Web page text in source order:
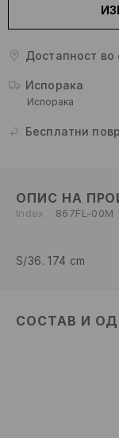
Достапност во
Испорака
Испорака
Бесплатни
ОПИС НА
Index 867FL-00M
S/36. 174 cm
СОСТАВ И